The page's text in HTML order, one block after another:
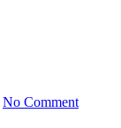
No Comment